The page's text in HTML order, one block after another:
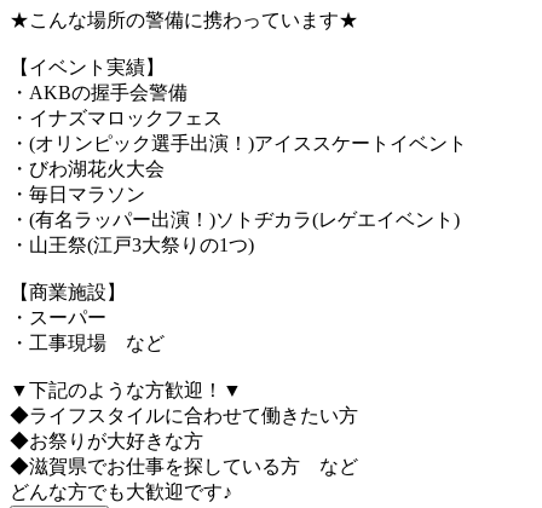
★こんな場所の警備に携わっています★
【イベント実績】
・AKBの握手会警備
・イナズマロックフェス
・(オリンピック選手出演！)アイススケートイベント
・びわ湖花火大会
・毎日マラソン
・(有名ラッパー出演！)ソトヂカラ(レゲエイベント)
・山王祭(江戸3大祭りの1つ)
【商業施設】
・スーパー
・工事現場 など
▼下記のような方歓迎！▼
◆ライフスタイルに合わせて働きたい方
◆お祭りが大好きな方
◆滋賀県でお仕事を探している方 など
どんな方でも大歓迎です♪